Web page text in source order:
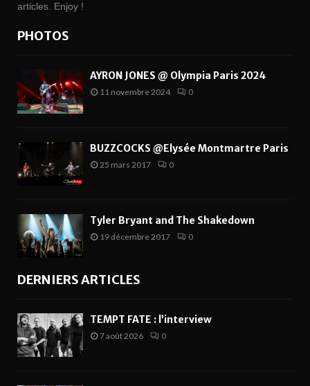
articles. Enjoy !
PHOTOS
AYRON JONES @ Olympia Paris 2024
11 novembre 2024 0
BUZZCOCKS @Elysée Montmartre Paris
25 mars 2017 0
Tyler Bryant and The Shakedown
19 décembre 2017 0
DERNIERS ARTICLES
TEMPT FATE : l’interview
7 août 2026 0